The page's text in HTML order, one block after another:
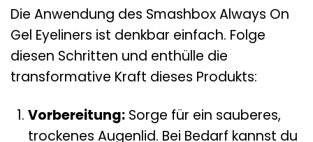
Die Anwendung des Smashbox Always On
Gel Eyeliners ist denkbar einfach. Folge
diesen Schritten und enthülle die
transformative Kraft dieses Produkts:
Vorbereitung:Sorge für ein sauberes,
trockenes Augenlid. Bei Bedarf kannst du